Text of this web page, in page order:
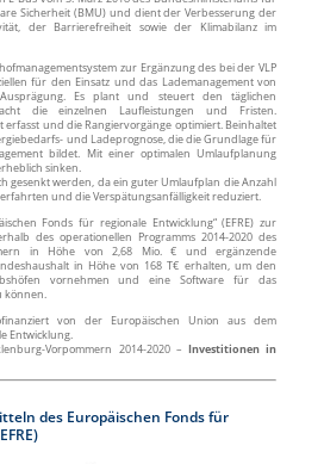
Sicherheit (BMU) und dient der Verbesserung der
der Barrierefreiheit sowie der Klimabilanz im
zur Ergänzung des bei der VLP
für den Einsatz und das Lademanagement von
Ausprägung. Es plant und steuert den täglichen
die einzelnen Laufleistungen und Fristen.
und die Rangiervorgänge optimiert. Beinhaltet
und Ladeprognose, die die Grundlage für
bildet. Mit einer optimalen Umlaufplanung
sinken.
gesenkt werden, da ein guter Umlaufplan die Anzahl
und die Verspätungsanfälligkeit reduziert.
Fonds für regionale Entwicklung“ (EFRE) zur
des operationellen Programms 2014-2020 des
in Höhe von 2,68 Mio. € und ergänzende
in Höhe von 168 T€ erhalten, um den
vornehmen und eine Software für das
können.
von der Europäischen Union aus dem
Entwicklung.
Vorpommern 2014-2020 – Investitionen in
des Europäischen Fonds für